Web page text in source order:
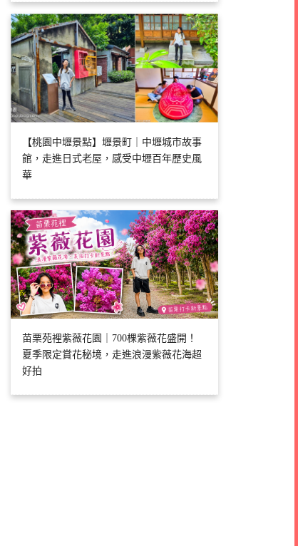
【桃園中壢景點】壢景町｜中壢城市故事
館，走進日式老屋，感受中壢百年歷史風
華
苗栗苑裡紫薇花園｜700棵紫薇花盛開！
夏季限定賞花秘境，走進浪漫紫薇花海超
好拍